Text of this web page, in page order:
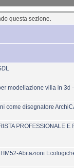
questa sezione.
modellazione villa in 3d
come disegnatore
PROFESSIONALE E
Abitazioni